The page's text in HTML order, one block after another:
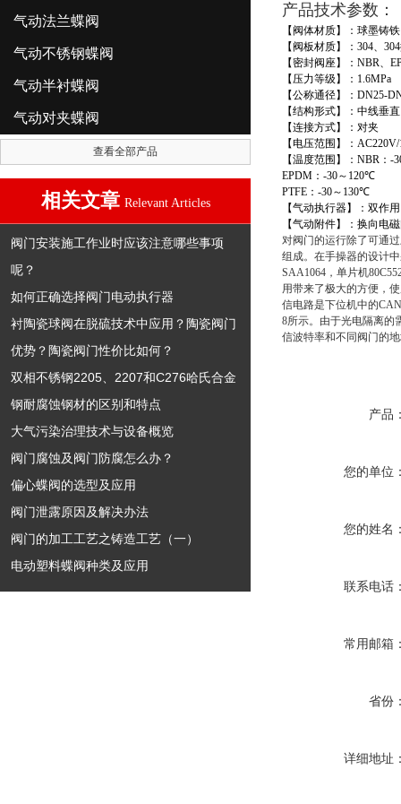
气动法兰蝶阀
气动不锈钢蝶阀
气动半衬蝶阀
气动对夹蝶阀
查看全部产品
相关文章 Relevant Articles
阀门安装施工作业时应该注意哪些事项
呢？
如何正确选择阀门电动执行器
衬陶瓷球阀在脱硫技术中应用？陶瓷阀门
优势？陶瓷阀门性价比如何？
双相不锈钢2205、2207和C276哈氏合金
钢耐腐蚀钢材的区别和特点
大气污染治理技术与设备概览
阀门腐蚀及阀门防腐怎么办？
偏心蝶阀的选型及应用
阀门泄露原因及解决办法
阀门的加工工艺之铸造工艺（一）
电动塑料蝶阀种类及应用
产品技术参数 ：
【阀体材质】：球墨铸
【阀板材质】： 304、 304
【密封阀座】： NBR、
【压力等级】： 1.6MPa
【公称通径】： DN25-
【结构形式】：中线垂直
【连接方式】：对夹
【电压范围】：
【温度范围】： NBR ： -
EPDM ： -30～ 120℃
PTFE ： -30～ 130℃
【气动执行器】：双作
【气动附件】：换向电
对阀门的运行除了可通
组成。在手操器的设计
SAA1064，单片机
用带来了极大的方便，
信电路是下位机中的
8所示。由于光电隔离的
信波特率和不同阀门的
产品
您的单位
您的姓名
联系电话
常用邮箱
省份
详细地址